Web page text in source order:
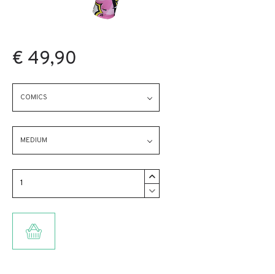
€ 49,90
COMICS
MEDIUM